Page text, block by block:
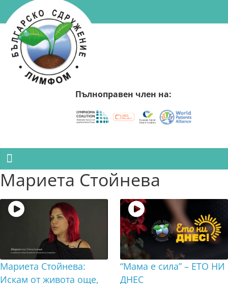
to
content
Българско
Сдружение
Лимфом
Сдружение
Лимфом
Пълноправен член на:
Мариета Стойнева
Мариета Стойнева:
Искам от живота още,
“Мама е сила” – ЕТО НИ
ДНЕС